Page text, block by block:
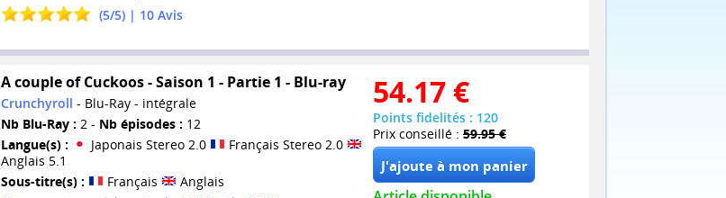
(5/5) | 10Avis
A couple of Cuckoos - Saison 1 - Partie 1 - Blu-ray
Crunchyroll - Blu-Ray - intégrale
Nb Blu-Ray : 2 - Nb épisodes : 12
Langue(s) :
Japonais Stereo 2.0
Français Stereo 2.0
Anglais 5.1
Sous-titre(s) :
Français
Anglais
54.17 €
Points fidelités : 120
Prix conseillé : 59.95 €